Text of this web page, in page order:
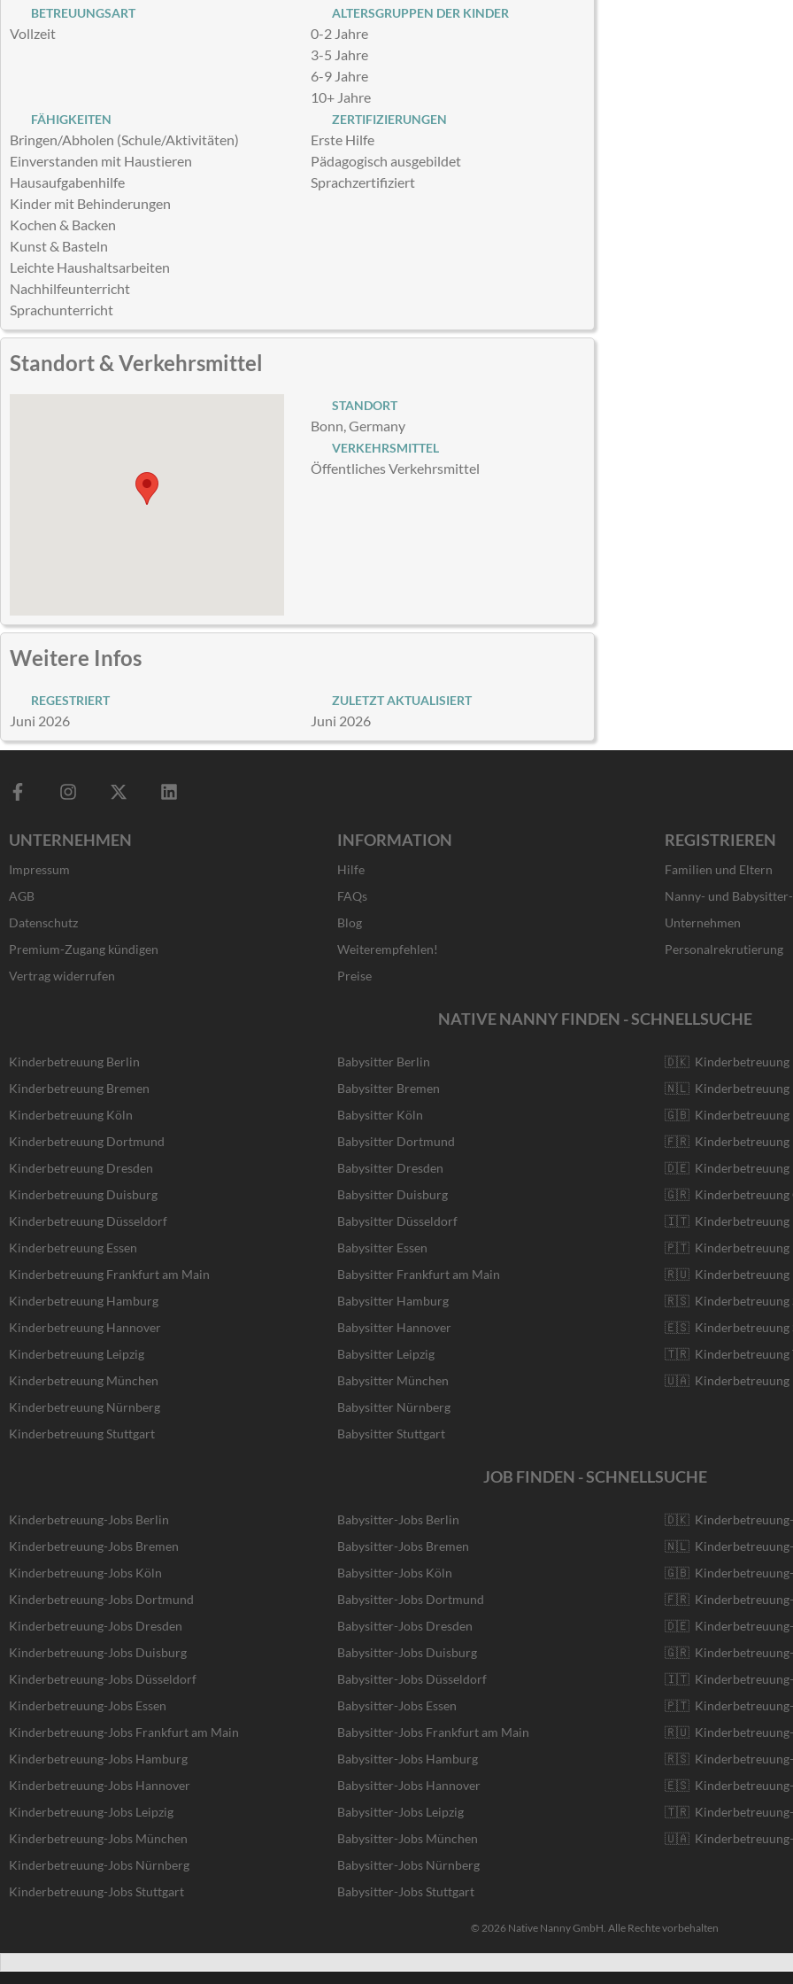
BETREUUNGSART
Vollzeit
ALTERSGRUPPEN DER KINDER
0-2 Jahre
3-5 Jahre
6-9 Jahre
10+ Jahre
FÄHIGKEITEN
Bringen/Abholen (Schule/Aktivitäten)
Einverstanden mit Haustieren
Hausaufgabenhilfe
Kinder mit Behinderungen
Kochen & Backen
Kunst & Basteln
Leichte Haushaltsarbeiten
Nachhilfeunterricht
Sprachunterricht
ZERTIFIZIERUNGEN
Erste Hilfe
Pädagogisch ausgebildet
Sprachzertifiziert
Standort & Verkehrsmittel
STANDORT
Bonn, Germany
VERKEHRSMITTEL
Öffentliches Verkehrsmittel
Weitere Infos
REGESTRIERT
Juni 2026
ZULETZT AKTUALISIERT
Juni 2026
F
e
o
o
k
-
f
I
t
g
a
m
X
w
L
UNTERNEHMEN
Impressum
AGB
Datenschutz
Premium-Zugang kündigen
Vertrag widerrufen
INFORMATION
Hilfe
FAQs
Blog
Weiterempfehlen!
Preise
REGISTRIEREN
Familien und Eltern
Nanny- und
Unternehmen
Personalrekrutierung
NATIVE NANNY FINDEN - SCHNELLSUCHE
Kinderbetreuung Berlin
Kinderbetreuung Bremen
Kinderbetreuung Köln
Kinderbetreuung Dortmund
Kinderbetreuung Dresden
Kinderbetreuung Duisburg
Kinderbetreuung Düsseldorf
Kinderbetreuung Essen
Kinderbetreuung Frankfurt am Main
Kinderbetreuung Hamburg
Kinderbetreuung Hannover
Kinderbetreuung Leipzig
Kinderbetreuung München
Kinderbetreuung Nürnberg
Kinderbetreuung Stuttgart
Babysitter Berlin
Babysitter Bremen
Babysitter Köln
Babysitter Dortmund
Babysitter Dresden
Babysitter Duisburg
Babysitter Düsseldorf
Babysitter Essen
Babysitter Frankfurt am Main
Babysitter Hamburg
Babysitter Hannover
Babysitter Leipzig
Babysitter München
Babysitter Nürnberg
Babysitter Stuttgart
🇩🇰 Kinderbetreuung
🇳🇱 Kinderbetreuung
🇬🇧 Kinderbetreuung
🇫🇷 Kinderbetreuung
🇩🇪 Kinderbetreuung
🇬🇷 Kinderbetreuung
🇮🇹 Kinderbetreuung
🇵🇹 Kinderbetreuung
🇷🇺 Kinderbetreuung
🇷🇸 Kinderbetreuung
🇪🇸 Kinderbetreuung
🇹🇷 Kinderbetreuung
🇺🇦 Kinderbetreuung
JOB FINDEN - SCHNELLSUCHE
Kinderbetreuung-Jobs Berlin
Kinderbetreuung-Jobs Bremen
Kinderbetreuung-Jobs Köln
Kinderbetreuung-Jobs Dortmund
Kinderbetreuung-Jobs Dresden
Kinderbetreuung-Jobs Duisburg
Kinderbetreuung-Jobs Düsseldorf
Kinderbetreuung-Jobs Essen
Kinderbetreuung-Jobs Frankfurt am Main
Kinderbetreuung-Jobs Hamburg
Kinderbetreuung-Jobs Hannover
Kinderbetreuung-Jobs Leipzig
Kinderbetreuung-Jobs München
Kinderbetreuung-Jobs Nürnberg
Kinderbetreuung-Jobs Stuttgart
Babysitter-Jobs Berlin
Babysitter-Jobs Bremen
Babysitter-Jobs Köln
Babysitter-Jobs Dortmund
Babysitter-Jobs Dresden
Babysitter-Jobs Duisburg
Babysitter-Jobs Düsseldorf
Babysitter-Jobs Essen
Babysitter-Jobs Frankfurt am Main
Babysitter-Jobs Hamburg
Babysitter-Jobs Hannover
Babysitter-Jobs Leipzig
Babysitter-Jobs München
Babysitter-Jobs Nürnberg
Babysitter-Jobs Stuttgart
🇩🇰 Kinderbetreuung-
🇳🇱 Kinderbetreuung-
🇬🇧 Kinderbetreuung-
🇫🇷 Kinderbetreuung-
🇩🇪 Kinderbetreuung-
🇬🇷 Kinderbetreuung-
🇮🇹 Kinderbetreuung-
🇵🇹 Kinderbetreuung-
🇷🇺 Kinderbetreuung-
🇷🇸 Kinderbetreuung-
🇪🇸 Kinderbetreuung-
🇹🇷 Kinderbetreuung-
🇺🇦 Kinderbetreuung-
© 2026 Native Nanny GmbH. Alle Rechte vorbehalten
English